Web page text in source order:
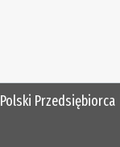
Polski Przedsiębiorca